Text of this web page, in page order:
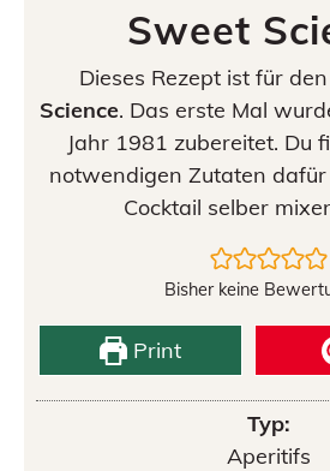
Sweet
Dieses Rezept ist für
Science. Das erste Mal
Jahr 1981 zubereitet. Du
notwendigen Zutaten
Cocktail selber
Bisher keine
Print
Typ:
Aperitifs